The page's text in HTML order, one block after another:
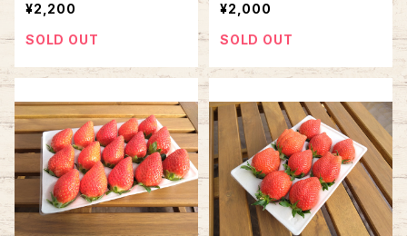
¥2,200
SOLD OUT
¥2,000
SOLD OUT